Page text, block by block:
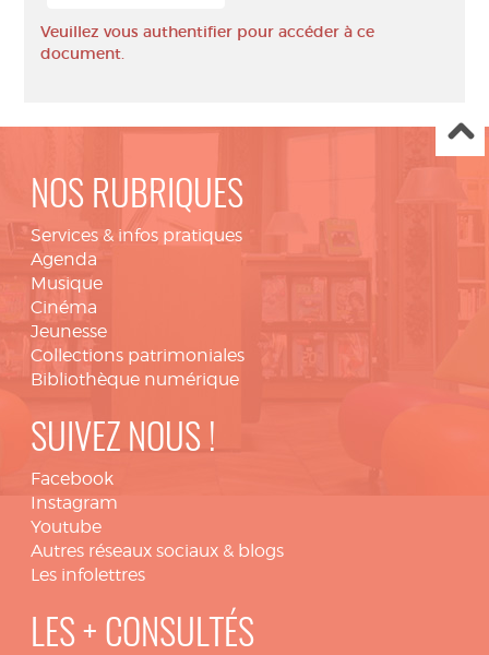
Veuillez vous authentifier pour accéder à ce
document.
NOS RUBRIQUES
Services & infos pratiques
Agenda
Musique
Cinéma
Jeunesse
Collections patrimoniales
Bibliothèque numérique
SUIVEZ NOUS !
Facebook
Instagram
Youtube
Autres réseaux sociaux & blogs
Les infolettres
LES + CONSULTÉS